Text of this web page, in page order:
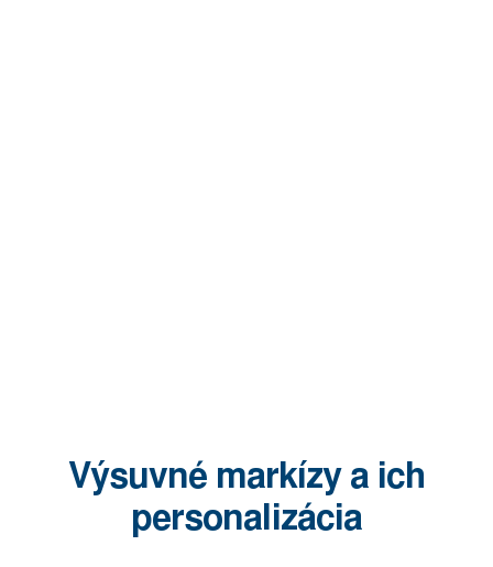
Výsuvné markízy a ich
personalizácia